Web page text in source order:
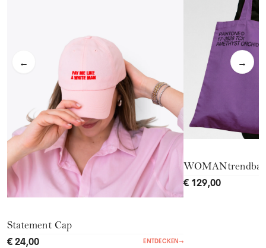
← →
Statement Cap
€ 24,00 ENTDECKEN→
€ 129,00